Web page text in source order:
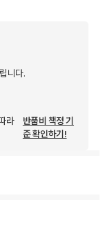
니다.
라
반품비 책정 기
준 확인하기!